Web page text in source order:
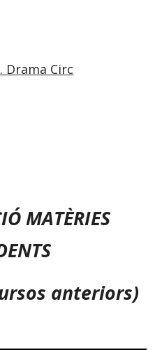
Drama Circ
MATÈRIES
anteriors)